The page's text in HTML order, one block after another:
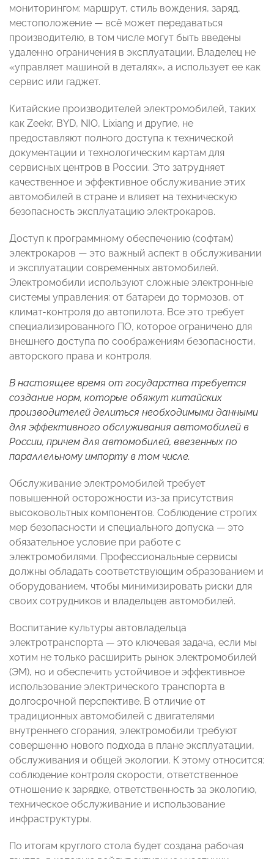
мониторингом: маршрут, стиль вождения, заряд,
местоположение — всё может передаваться
производителю, в том числе могут быть введены
удаленно ограничения в эксплуатации. Владелец не
«управляет машиной в деталях», а использует ее как
сервис или гаджет.
Китайские производителей электромобилей, таких
как Zeekr, BYD, NIO, Lixiang и другие, не
предоставляют полного доступа к технической
документации и технологическим картам для
сервисных центров в России. Это затрудняет
качественное и эффективное обслуживание этих
автомобилей в стране и влияет на техническую
безопасность эксплуатацию электрокаров.
Доступ к программному обеспечению (софтам)
электрокаров — это важный аспект в обслуживании
и эксплуатации современных автомобилей.
Электромобили используют сложные электронные
системы управления: от батареи до тормозов, от
климат-контроля до автопилота. Все это требует
специализированного ПО, которое ограничено для
внешнего доступа по соображениям безопасности,
авторского права и контроля.
В настоящее время от государства требуется
создание норм, которые обяжут китайских
производителей делиться необходимыми данными
для эффективного обслуживания автомобилей в
России, причем для автомобилей, ввезенных по
параллельному импорту в том числе.
Обслуживание электромобилей требует
повышенной осторожности из-за присутствия
высоковольтных компонентов. Соблюдение строгих
мер безопасности и специального допуска — это
обязательное условие при работе с
электромобилями. Профессиональные сервисы
должны обладать соответствующим образованием и
оборудованием, чтобы минимизировать риски для
своих сотрудников и владельцев автомобилей.
Воспитание культуры автовладельца
электротранспорта — это ключевая задача, если мы
хотим не только расширить рынок электромобилей
(ЭМ), но и обеспечить устойчивое и эффективное
использование электрического транспорта в
долгосрочной перспективе. В отличие от
традиционных автомобилей с двигателями
внутреннего сгорания, электромобили требуют
совершенно нового подхода в плане эксплуатации,
обслуживания и общей экологии. К этому относится:
соблюдение контроля скорости, ответственное
отношение к зарядке, ответственность за экологию,
техническое обслуживание и использование
инфраструктуры.
По итогам круглого стола будет создана рабочая